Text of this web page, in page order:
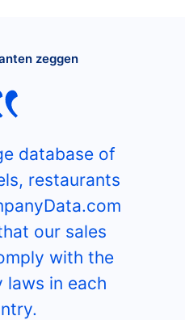
zeggen
database of
restaurants
our sales
with the
laws in each